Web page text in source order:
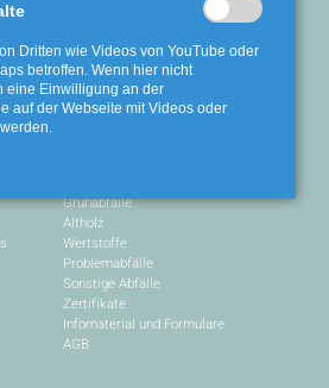
Gewerbe
Leistungen
Umleerbehälter
Grünabfälle
Altholz
Wertstoffe
Problemabfälle
Sonstige Abfälle
Zertifikate
Infomaterial und Formulare
AGB
Dritten wie Videos von YouTube oder
betroffen. Wenn hier nicht
eine Einwilligung an der
auf der Webseite mit Videos oder